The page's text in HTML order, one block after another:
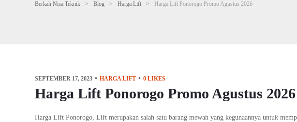
Berkah Nisa Teknik > Blog > Harga Lift > Harga Lift Ponorogo Promo Agustus 2026
SEPTEMBER 17, 2023 HARGA LIFT 0 LIKES
Harga Lift Ponorogo Promo Agustus 2026
Harga Lift Ponorogo, Lift merupakan salah satu barang mewah yang kegunaannya untuk